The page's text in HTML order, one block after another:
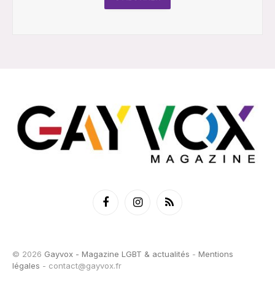
FacebookInstagramRSS
© 2026 Gayvox - Magazine LGBT & actualités - Mentions
légales - contact@gayvox.fr